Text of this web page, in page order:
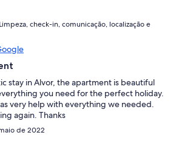
check-in, comunicação, localização e
stay in Alvor, the apartment is beautiful
you need for the perfect holiday.
very help with everything we needed.
again. Thanks
de 2022